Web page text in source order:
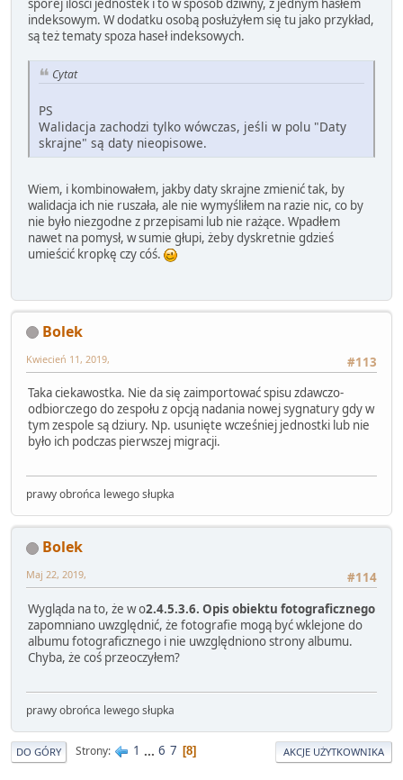
indeksowym. W dodatku osobą posłużyłem się tu jako przykład,
są też tematy spoza haseł indeksowych.
Cytat
PS
Walidacja zachodzi tylko wówczas, jeśli w polu "Daty
skrajne" są daty nieopisowe.
Wiem, i kombinowałem, jakby daty skrajne zmienić tak, by
walidacja ich nie ruszała, ale nie wymyśliłem na razie nic, co by
nie było niezgodne z przepisami lub nie rażące. Wpadłem
nawet na pomysł, w sumie głupi, żeby dyskretnie gdzieś
umieścić kropkę czy cóś.
Bolek
#113
Kwiecień 11, 2019,
Taka ciekawostka. Nie da się zaimportować spisu zdawczo-
odbiorczego do zespołu z opcją nadania nowej sygnatury gdy w
tym zespole są dziury. Np. usunięte wcześniej jednostki lub nie
było ich podczas pierwszej migracji.
prawy obrońca lewego słupka
Bolek
#114
Maj 22, 2019,
Wygląda na to, że w o2.4.5.3.6. Opis obiektu fotograficznego
zapomniano uwzględnić, że fotografie mogą być wklejone do
albumu fotograficznego i nie uwzględniono strony albumu.
Chyba, że coś przeoczyłem?
prawy obrońca lewego słupka
DO GÓRY Strony 1 ... 6 7 8 AKCJE UŻYTKOWNIKA